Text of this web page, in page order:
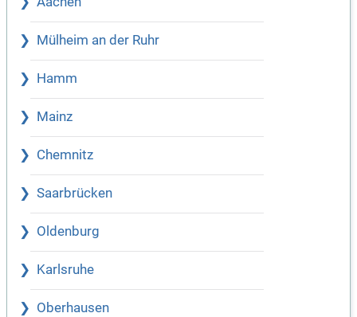
Mülheim an der Ruhr
Hamm
Mainz
Chemnitz
Saarbrücken
Oldenburg
Karlsruhe
Oberhausen